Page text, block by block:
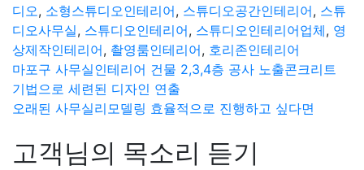
디오, 소형스튜디오인테리어, 스튜디오공간인테리어, 스튜
디오사무실, 스튜디오인테리어, 스튜디오인테리어업체, 영
상제작인테리어, 촬영룸인테리어, 호리존인테리어
글
탐
마포구 사무실인테리어 건물 2,3,4층 공사 노출콘크리트
기법으로 세련된 디자인 연출
오래된 사무실리모델링 효율적으로 진행하고 싶다면
고객님의 목소리 듣기